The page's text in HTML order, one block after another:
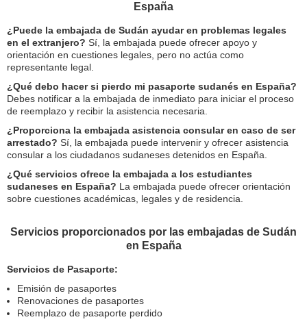
España
¿Puede la embajada de Sudán ayudar en problemas legales
en el extranjero? Sí, la embajada puede ofrecer apoyo y
orientación en cuestiones legales, pero no actúa como
representante legal.
¿Qué debo hacer si pierdo mi pasaporte sudanés en España?
Debes notificar a la embajada de inmediato para iniciar el proceso
de reemplazo y recibir la asistencia necesaria.
¿Proporciona la embajada asistencia consular en caso de ser
arrestado? Sí, la embajada puede intervenir y ofrecer asistencia
consular a los ciudadanos sudaneses detenidos en España.
¿Qué servicios ofrece la embajada a los estudiantes
sudaneses en España? La embajada puede ofrecer orientación
sobre cuestiones académicas, legales y de residencia.
Servicios proporcionados por las embajadas de Sudán
en España
Servicios de Pasaporte:
Emisión de pasaportes
Renovaciones de pasaportes
Reemplazo de pasaporte perdido